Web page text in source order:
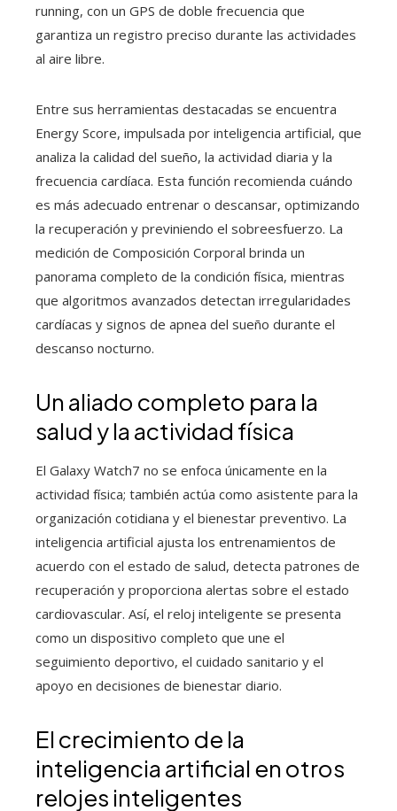
running, con un GPS de doble frecuencia que
garantiza un registro preciso durante las actividades
al aire libre.
Entre sus herramientas destacadas se encuentra
Energy Score, impulsada por inteligencia artificial, que
analiza la calidad del sueño, la actividad diaria y la
frecuencia cardíaca. Esta función recomienda cuándo
es más adecuado entrenar o descansar, optimizando
la recuperación y previniendo el sobreesfuerzo. La
medición de Composición Corporal brinda un
panorama completo de la condición física, mientras
que algoritmos avanzados detectan irregularidades
cardíacas y signos de apnea del sueño durante el
descanso nocturno.
Un aliado completo para la
salud y la actividad física
El Galaxy Watch7 no se enfoca únicamente en la
actividad física; también actúa como asistente para la
organización cotidiana y el bienestar preventivo. La
inteligencia artificial ajusta los entrenamientos de
acuerdo con el estado de salud, detecta patrones de
recuperación y proporciona alertas sobre el estado
cardiovascular. Así, el reloj inteligente se presenta
como un dispositivo completo que une el
seguimiento deportivo, el cuidado sanitario y el
apoyo en decisiones de bienestar diario.
El crecimiento de la
inteligencia artificial en otros
relojes inteligentes